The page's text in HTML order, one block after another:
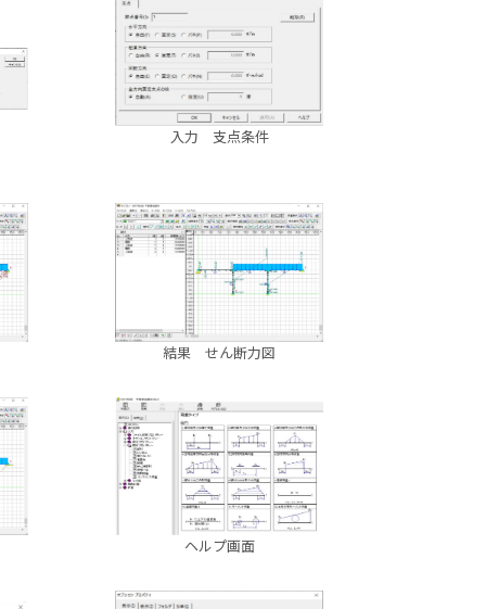
入力 支点条件
結果 せん断力図
ヘルプ画面